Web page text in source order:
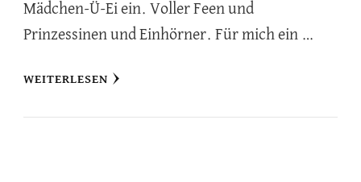
Mädchen-Ü-Ei ein. Voller Feen und
Prinzessinen und Einhörner. Für mich ein …
WEITERLESEN